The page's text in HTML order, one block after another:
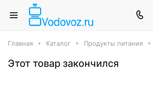
Главная Каталог Продукты питания
Этот товар закончился